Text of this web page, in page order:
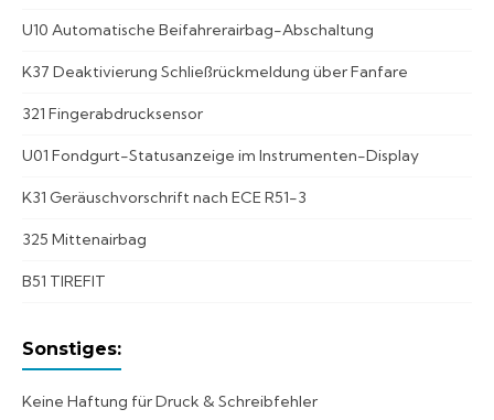
U10 Automatische Beifahrerairbag-Abschaltung
K37 Deaktivierung Schließrückmeldung über Fanfare
321 Fingerabdrucksensor
U01 Fondgurt-Statusanzeige im Instrumenten-Display
K31 Geräuschvorschrift nach ECE R51-3
325 Mittenairbag
B51 TIREFIT
Sonstiges:
Keine Haftung für Druck & Schreibfehler